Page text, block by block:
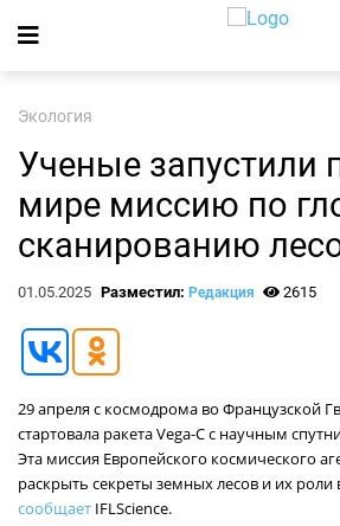
Экология
Ученые запустили
мире миссию по
сканированию
01.05.2025 Разместил: Редакция 2615
29 апреля с космодрома во Французской
стартовала ракета Vega-C с научным
Эта миссия Европейского космического
раскрыть секреты земных лесов и их роли
сообщает IFLScience.